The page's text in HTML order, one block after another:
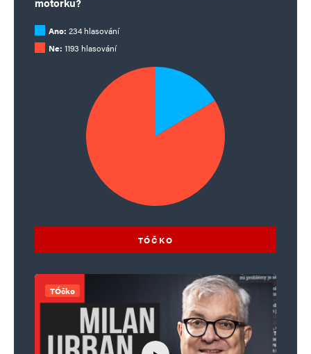
Ano: 234 hlasování
Ne: 1193 hlasování
TÓČKO
TÓčko